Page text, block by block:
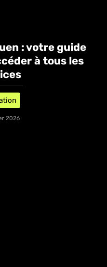
: votre guide
à tous les
2026